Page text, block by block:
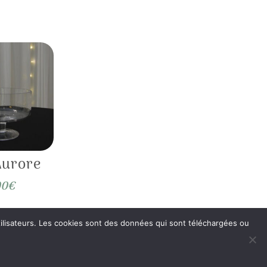
€
Les cookies sont des données qui sont téléchargées ou